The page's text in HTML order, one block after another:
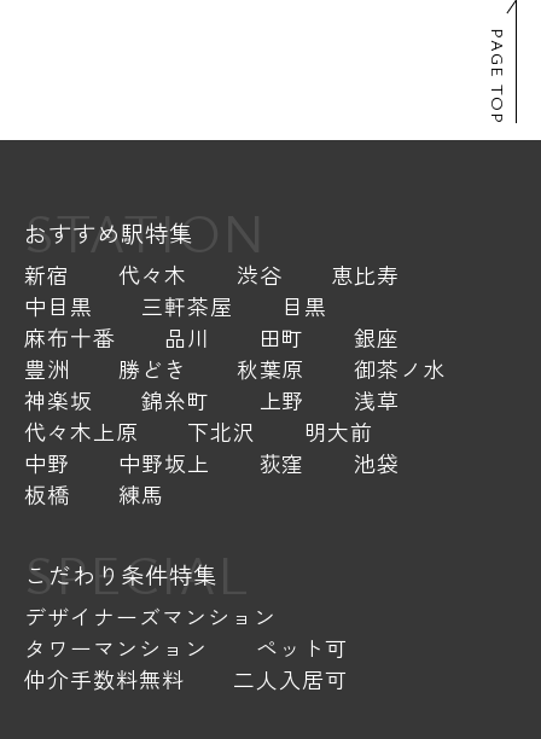
PAGE TOP
STATION
おすすめ駅特集
新宿 代々木 渋谷
恵比寿
中目黒
三軒茶屋
目黒
麻布十番
品川 田町
銀座
豊洲
勝どき 秋葉原
御茶ノ水
神楽坂
錦糸町 上野
浅草
代々木上原
下北沢
明大前
中野
中野坂上 荻窪
池袋
板橋
練馬
SPECIAL
こだわり条件特集
デザイナーズマンション
タワーマンション
ペット可
仲介手数料無料
二人入居可